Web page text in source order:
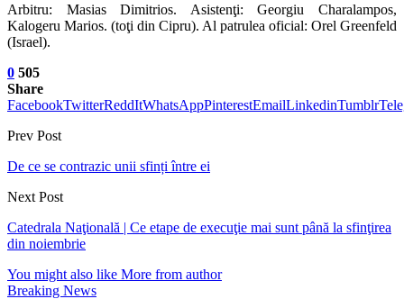
Arbitru: Masias Dimitrios. Asistenţi: Georgiu Charalampos,
Kalogeru Marios. (toţi din Cipru). Al patrulea oficial: Orel Greenfeld
(Israel).
0 505
Share
FacebookTwitterReddItWhatsAppPinterestEmailLinkedinTumblr
Prev Post
De ce se contrazic unii sfinți între ei
Next Post
Catedrala Naţională | Ce etape de execuţie mai sunt până la sfinţirea
din noiembrie
You might also like More from author
Breaking News